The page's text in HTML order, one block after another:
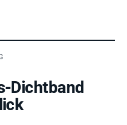
Dichtband